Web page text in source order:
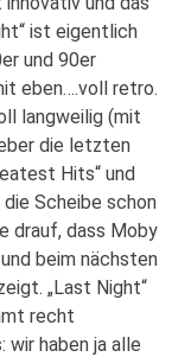
ist eigentlich
und 90er
eben….voll retro.
langweilig (mit
die letzten
Hits“ und
Scheibe schon
drauf, dass Moby
beim nächsten
„Last Night“
recht
wir haben ja alle